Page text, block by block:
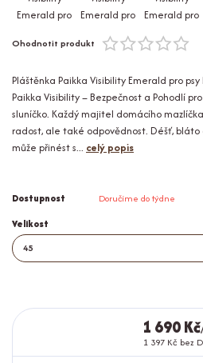
Ohodnotit produkt
Pláštěnka Paikka Visibility Emerald pro
Paikka Visibility – Bezpečnost a Pohodlí
sluníčko. Každý majitel domácího
radost, ale také odpovědnost. Déšť,
může přinést s... celý popis
Dostupnost Doručíme do týdne
Velikost
1 690 Kč
1 397 Kč bez